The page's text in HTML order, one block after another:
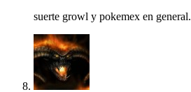
suerte growl y pokemex en general.